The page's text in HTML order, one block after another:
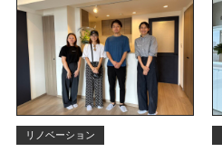
リノベーション